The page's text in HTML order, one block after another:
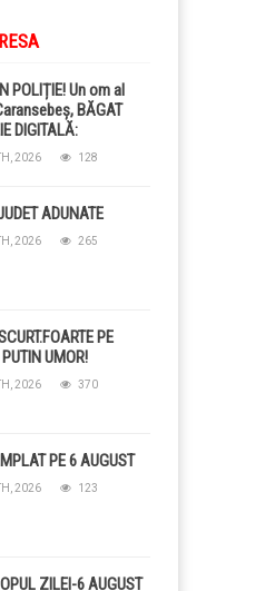
POLIȚIE! Un om al
BĂGAT
DIGITALĂ:
i-au pus BRĂȚARĂ
la picior!
2026 128
ADUNATE
2026 265
PE
PUTIN UMOR!
2026 370
PE 6 AUGUST
2026 123
ZILEI-6 AUGUST